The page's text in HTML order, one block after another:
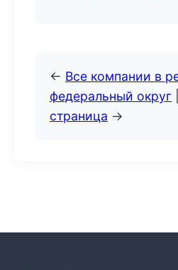
← Все компании в
федеральный округ
страница →